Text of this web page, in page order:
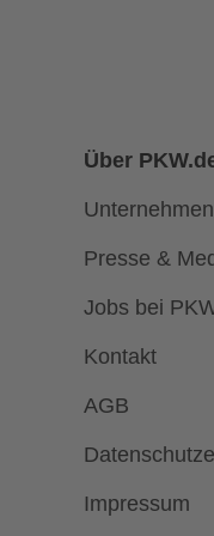
Über
Unternehmen
Presse &
Jobs bei
Kontakt
AGB
Impressum